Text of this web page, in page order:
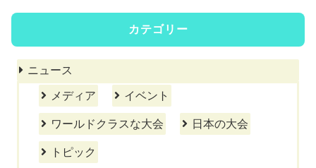
カテゴリー
ニュース
メディア イベント
ワールドクラスな大会 日本の大会
トピック